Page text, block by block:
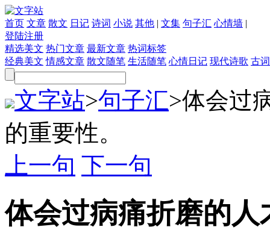
首页 文章 散文 日记 诗词 小说 其他 | 文集 句子汇 心情墙 |
登陆注册
精选美文 热门文章 最新文章 热词标签
经典美文 情感文章 散文随笔 生活随笔 心情日记 现代诗歌 古
文字站>句子汇>体会过
的重要性。
上一句 下一句
体会过病痛折磨的